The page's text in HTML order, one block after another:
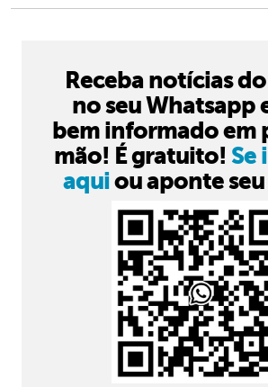
Receba notícias do
no seu Whatsapp
bem informado em
mão! É gratuito! Se
aquiou aponte